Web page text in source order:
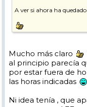
A ver si ahora ha
Mucho más claro
al principio parecía
por estar fuera de
las horas indicadas
Ni idea tenía , que